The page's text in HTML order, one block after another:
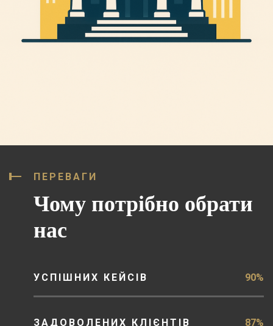
ПЕРЕВАГИ
Чому потрібно обрати
нас
УСПІШНИХ КЕЙСІВ 90%
ЗАДОВОЛЕНИХ КЛІЄНТІВ 87%